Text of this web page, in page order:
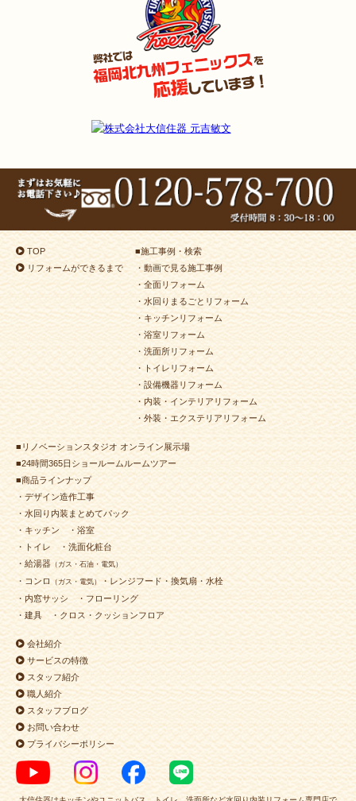
TOP
リフォームができるまで
■施工事例・検索
・動画で見る施工事例
・全面リフォーム
・水回りまるごとリフォーム
・キッチンリフォーム
・浴室リフォーム
・洗面所リフォーム
・トイレリフォーム
・設備機器リフォーム
・内装・インテリアリフォーム
・外装・エクステリアリフォーム
■リノベーションスタジオ オンライン展示場
■24時間365日ショールームルームツアー
■商品ラインナップ
・デザイン造作工事
・水回り内装まとめてパック
・キッチン
・浴室
・トイレ
・洗面化粧台
・給湯器 （ガス・石油・電気）
・コンロ （ガス・電気）・レンジフード・換気扇・水栓
・内窓サッシ
・フローリング
・建具
・クロス・クッションフロア
会社紹介
サービスの特徴
スタッフ紹介
職人紹介
スタッフブログ
お問い合わせ
プライバシーポリシー